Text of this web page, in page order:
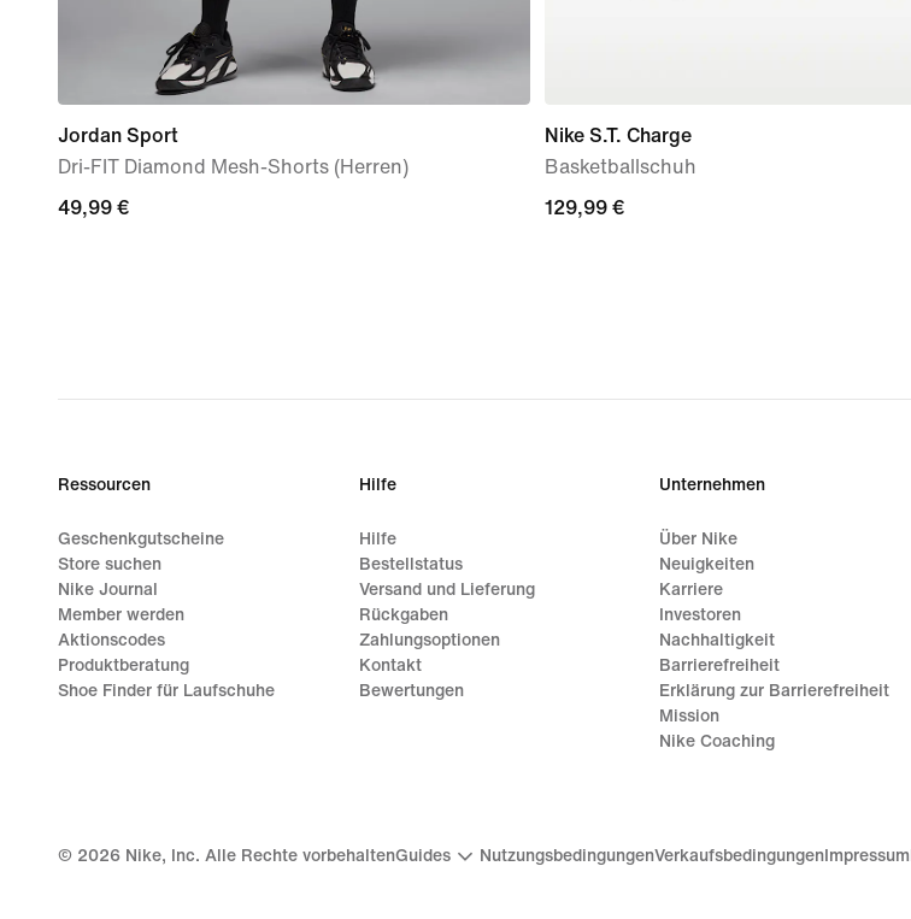
Jordan Sport
Dri-FIT Diamond Mesh-Shorts (Herren)
49,99 €
49,99 €
Nike S.T. Charge
Basketballschuh
129,99 €
129,99 €
Ressourcen
Geschenkgutscheine
Store suchen
Nike Journal
Member werden
Aktionscodes
Produktberatung
Shoe Finder für Laufschuhe
Hilfe
Hilfe
Bestellstatus
Versand und Lieferung
Rückgaben
Zahlungsoptionen
Kontakt
Bewertungen
Unternehmen
Über Nike
Neuigkeiten
Karriere
Investoren
Nachhaltigkeit
Barrierefreiheit
Erklärung zur Barrierefreiheit
Mission
Nike Coaching
© 2026 Nike, Inc. Alle Rechte vorbehaltenGuides NutzungsbedingungenVerkaufsbedingungen Impressum